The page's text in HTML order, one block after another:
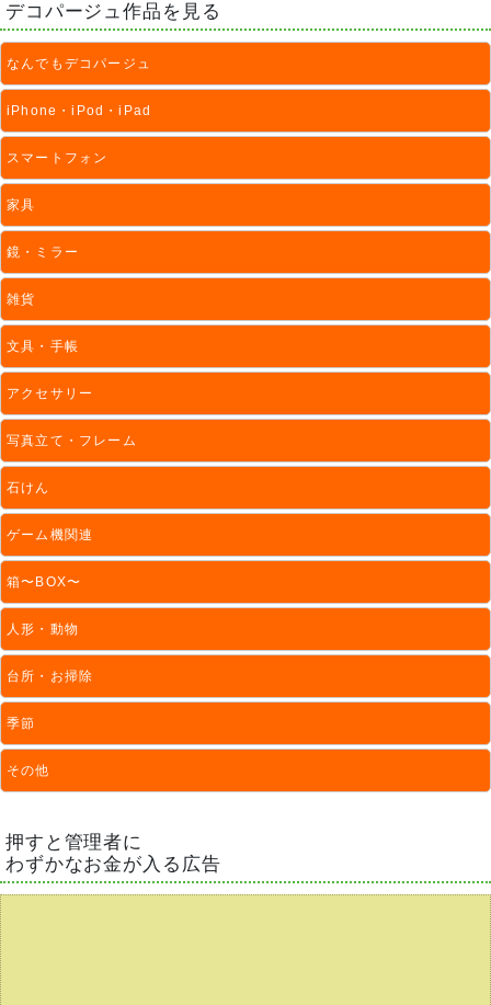
デコパージュ作品を見る
なんでもデコパージュ
iPhone・iPod・iPad
スマートフォン
家具
鏡・ミラー
雑貨
文具・手帳
アクセサリー
写真立て・フレーム
石けん
ゲーム機関連
箱〜BOX〜
人形・動物
台所・お掃除
季節
その他
押すと管理者に
わずかなお金が入る広告